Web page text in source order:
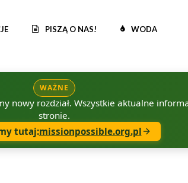
PISZĄ O NAS! WODA
WAŻNE
nowy rozdział. Wszystkie aktualne
stronie.
tutaj:missionpossible.org.pl